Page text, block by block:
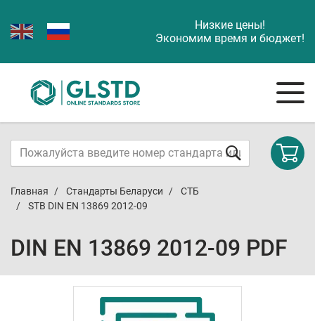
Низкие цены!
Экономим время и бюджет!
Главная Стандарты Беларуси
СТБ
STB DIN EN 13869 2012-09
DIN EN 13869 2012-09 PDF